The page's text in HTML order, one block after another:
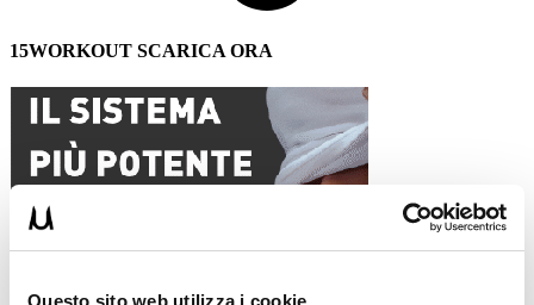
Questo sito web utilizza i cookie
15WORKOUT SCARICA ORA